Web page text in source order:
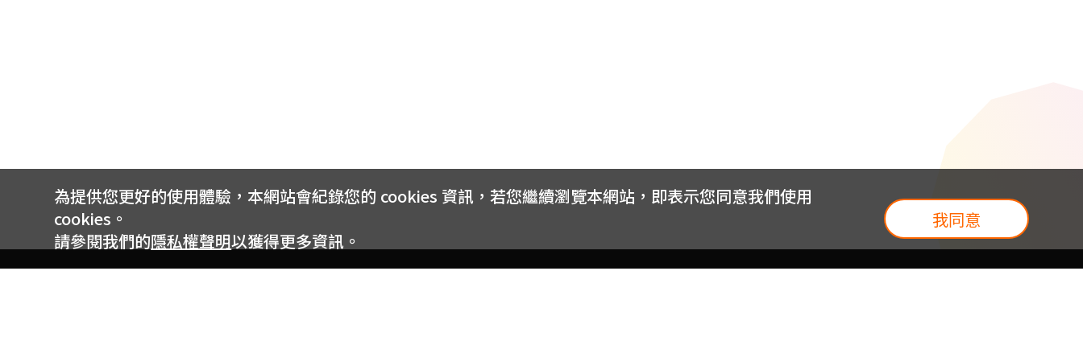
為提供您更好的使用體驗，本網站會紀錄您的 cookies 資訊，若您繼續瀏覽本網站，即表示您同意我們使用
cookies。
請參閱我們的隱私權聲明以獲得更多資訊。
我同意